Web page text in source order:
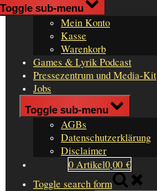
Shop
Toggle sub-menu
Mein Konto
Kasse
Warenkorb
Games & Lyrik Podcast
Pressezentrum und Media-Kit
Jobs
Impressum
Toggle sub-menu
AGBs
Datenschutzerklärung
Disclaimer
0 Artikel0,00 €
Toggle search form